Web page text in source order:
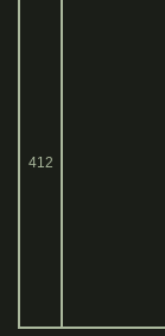
412